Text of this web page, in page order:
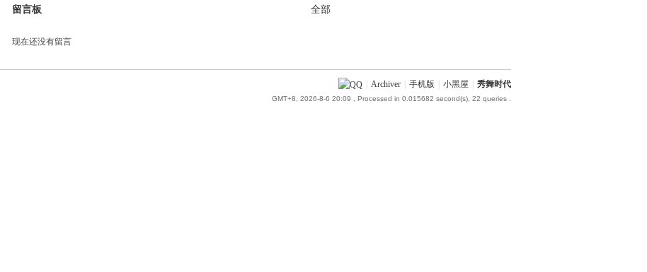
留言板 全部
现在还没有留言
Archiver 手机版 小黑屋 秀舞时代
GMT+8, 2026-8-6 20:09 , Processed in 0.015682 second(s), 22 queries .